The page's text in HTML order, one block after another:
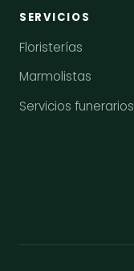
SERVICIOS
Floristerías
Marmolistas
Servicios funerarios